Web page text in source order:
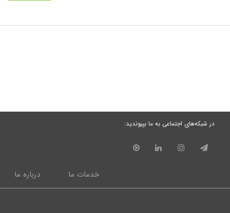
در شبکه‌های اجتماعی به ما بپیوندید:
درباره ما خدمات ما